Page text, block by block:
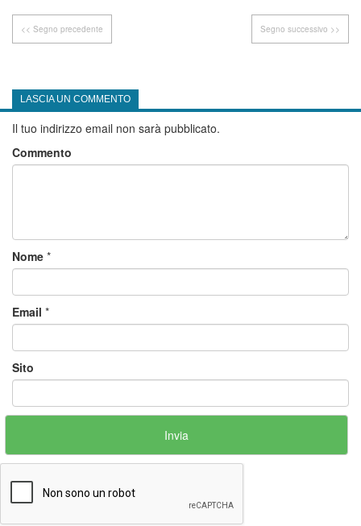
<< Segno precedente Segno successivo >>
LASCIA UN COMMENTO
Il tuo indirizzo email non sarà pubblicato.
Commento
Nome *
Email *
Sito